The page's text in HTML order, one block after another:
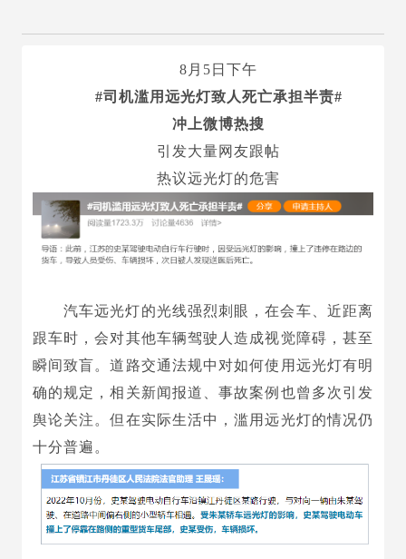
8月5日下午
#司机滥用远光灯致人死亡承担半责#
冲上微博热搜
引发大量网友跟帖
热议远光灯的危害
汽车远光灯的光线强烈刺眼，在会车、近距离
跟车时，会对其他车辆驾驶人造成视觉障碍，甚至
瞬间致盲。道路交通法规中对如何使用远光灯有明
确的规定，相关新闻报道、事故案例也曾多次引发
舆论关注。但在实际生活中，滥用远光灯的情况仍
十分普遍。